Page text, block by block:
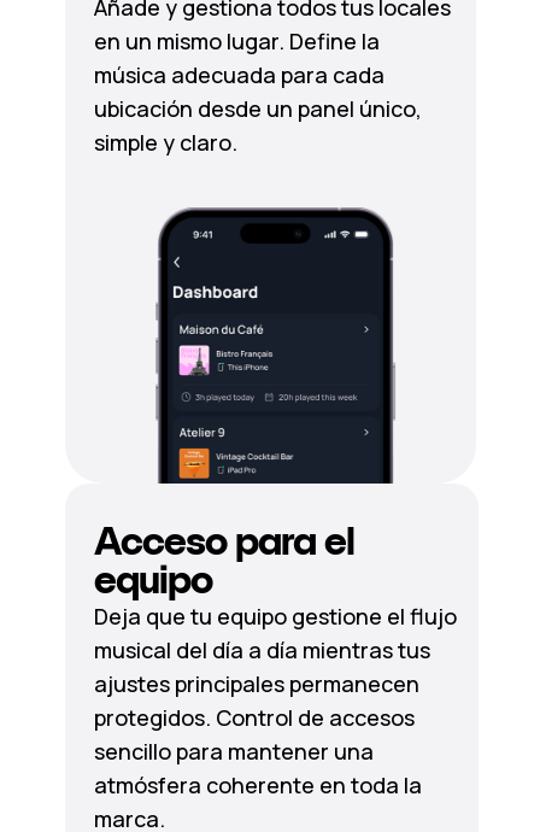
Añade y gestiona todos tus locales
en un mismo lugar. Define la
música adecuada para cada
ubicación desde un panel único,
simple y claro.
Acceso para el
equipo
Deja que tu equipo gestione el flujo
musical del día a día mientras tus
ajustes principales permanecen
protegidos. Control de accesos
sencillo para mantener una
atmósfera coherente en toda la
marca.